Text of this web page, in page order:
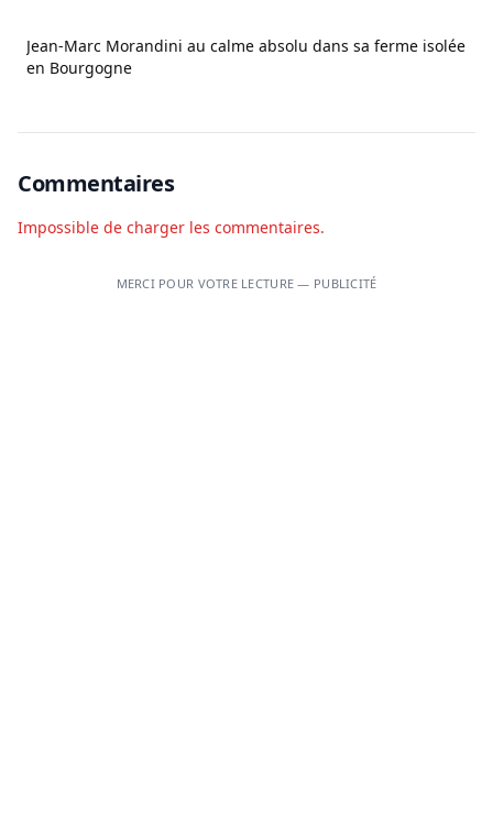
Jean-Marc Morandini au calme absolu dans sa ferme isolée
en Bourgogne
Commentaires
Impossible de charger les commentaires.
MERCI POUR VOTRE LECTURE — PUBLICITÉ